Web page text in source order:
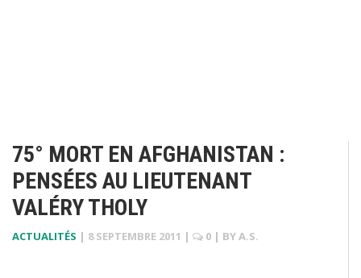
75° MORT EN AFGHANISTAN :
PENSÉES AU LIEUTENANT
VALÉRY THOLY
ACTUALITÉS | 8 SEPTEMBRE 2011 | 0 | BYA.S.